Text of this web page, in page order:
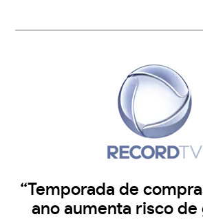
“Temporada de
ano aumenta risco de